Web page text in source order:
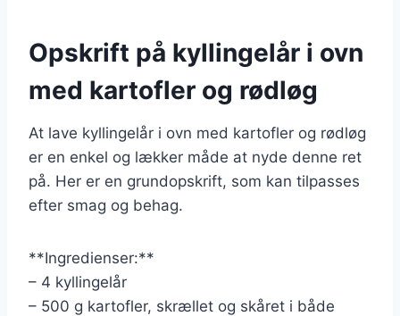
Opskrift på kyllingelår i ovn
med kartofler og rødløg
At lave kyllingelår i ovn med kartofler og rødløg
er en enkel og lækker måde at nyde denne ret
på. Her er en grundopskrift, som kan tilpasses
efter smag og behag.
**Ingredienser:**
– 4 kyllingelår
– 500 g kartofler, skrællet og skåret i både